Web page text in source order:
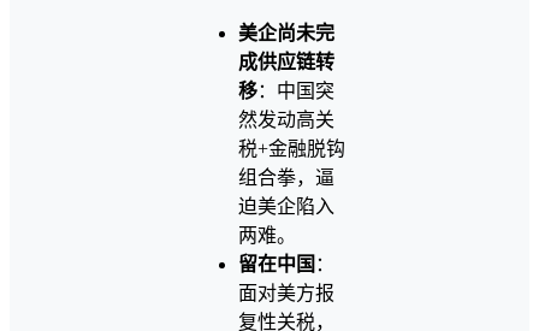
美企尚未完
成供应链转
移：中国突
然发动高关
税+金融脱钩
组合拳，逼
迫美企陷入
两难。
留在中国 ：
面对美方报
复性关税，